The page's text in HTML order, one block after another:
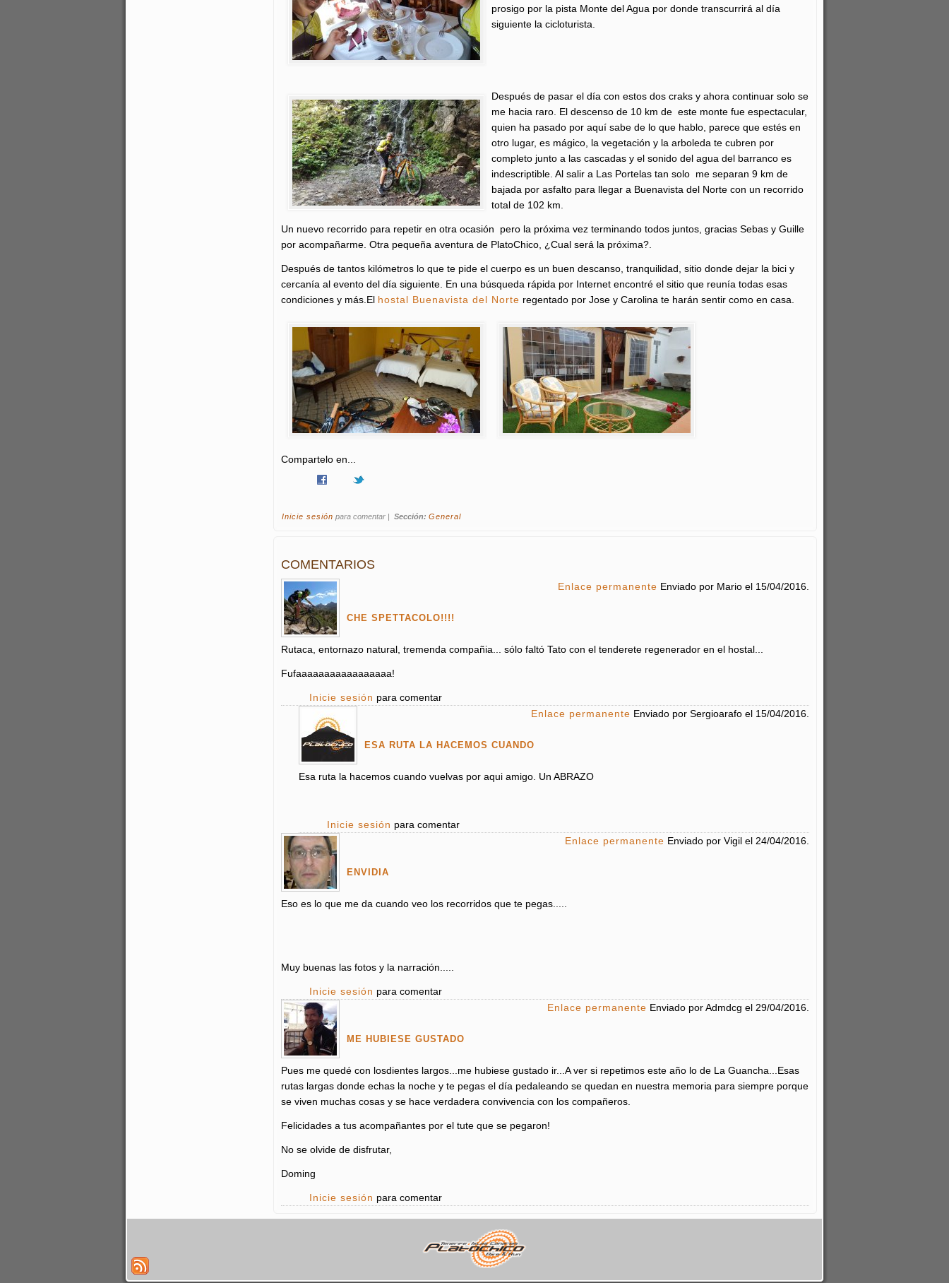
prosigo por la pista Monte del Agua por donde transcurrirá al día
siguiente la cicloturista.
Después de pasar el día con estos dos craks y ahora continuar solo se
me hacia raro. El descenso de 10 km de este monte fue espectacular,
quien ha pasado por aquí sabe de lo que hablo, parece que estés en
otro lugar, es mágico, la vegetación y la arboleda te cubren por
completo junto a las cascadas y el sonido del agua del barranco es
indescriptible. Al salir a Las Portelas tan solo me separan 9 km de
bajada por asfalto para llegar a Buenavista del Norte con un recorrido
total de 102 km.
Un nuevo recorrido para repetir en otra ocasión pero la próxima vez terminando todos juntos, gracias Sebas y Guille
por acompañarme. Otra pequeña aventura de PlatoChico, ¿Cual será la próxima?.
Después de tantos kilómetros lo que te pide el cuerpo es un buen descanso, tranquilidad, sitio donde dejar la bici y
cercanía al evento del día siguiente. En una búsqueda rápida por Internet encontré el sitio que reunía todas esas
condiciones y más.El hostal Buenavista del Norte regentado por Jose y Carolina te harán sentir como en casa.
Compartelo en...
Inicie sesión para comentar Sección: General
COMENTARIOS
Enlace permanente Enviado por Mario el 15/04/2016.
CHE SPETTACOLO!!!!
Rutaca, entornazo natural, tremenda compañia... sólo faltó Tato con el tenderete regenerador en el hostal...
Fufaaaaaaaaaaaaaaaaa!
Inicie sesión para comentar
Enlace permanente Enviado por Sergioarafo el 15/04/2016.
ESA RUTA LA HACEMOS CUANDO
Esa ruta la hacemos cuando vuelvas por aqui amigo. Un ABRAZO
Inicie sesión para comentar
Enlace permanente Enviado por Vigil el 24/04/2016.
ENVIDIA
Eso es lo que me da cuando veo los recorridos que te pegas.....
Muy buenas las fotos y la narración.....
Inicie sesión para comentar
Enlace permanente Enviado porAdmdcg el 29/04/2016.
ME HUBIESE GUSTADO
Pues me quedé con losdientes largos...me hubiese gustado ir...A ver si repetimos este año lo de La Guancha...Esas
rutas largas donde echas la noche y te pegas el día pedaleando se quedan en nuestra memoria para siempre porque
se viven muchas cosas y se hace verdadera convivencia con los compañeros.
Felicidades a tus acompañantes por el tute que se pegaron!
No se olvide de disfrutar,
Doming
Inicie sesión para comentar